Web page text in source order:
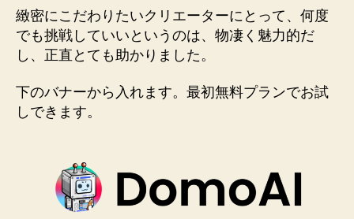
緻密にこだわりたいクリエーターにとって、何度
でも挑戦していいというのは、物凄く魅力的だ
し、正直とても助かりました。
下のバナーから入れます。最初無料プランでお試
しできます。